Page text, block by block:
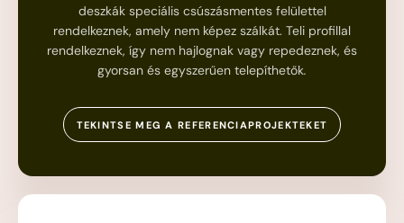
deszkák speciális csúszásmentes felülettel
rendelkeznek, amely nem képez szálkát. Teli profillal
rendelkeznek, így nem hajlognak vagy repedeznek, és
gyorsan és egyszerűen telepíthetők.
TEKINTSE MEG A REFERENCIAPROJEKTEKET